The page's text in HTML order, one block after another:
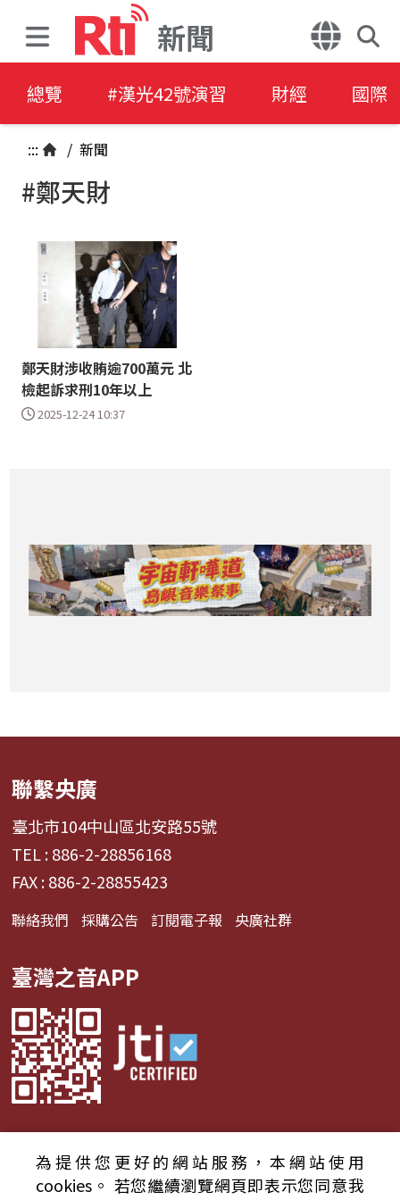
新聞
總覽 #漢光42號演習 財經 國際
::: / 新聞
#鄭天財
鄭天財涉收賄逾700萬元 北
檢起訴求刑10年以上
2025-12-24 10:37
聯繫央廣
臺北市104中山區北安路55號
TEL : 886-2-28856168
FAX : 886-2-28855423
聯絡我們 採購公告 訂閱電子報 央廣社群
臺灣之音APP
© 2024財團法人中央廣播電臺 版權所有
為提供您更好的網站服務，本網站使用
cookies。 若您繼續瀏覽網頁即表示您同意我